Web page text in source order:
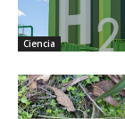
Ciencia